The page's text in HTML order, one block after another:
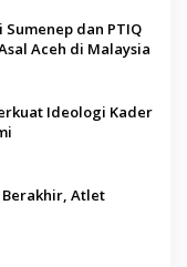
dan PTIQ
Aceh di Malaysia
Ideologi Kader
Berakhir, Atlet